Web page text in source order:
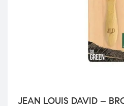
JEAN LOUIS DAVID –